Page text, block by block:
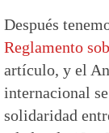
Después
Reglamento
artículo, y el
internacional
solidaridad